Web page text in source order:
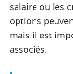
salaire ou les
options
mais il est
associés.